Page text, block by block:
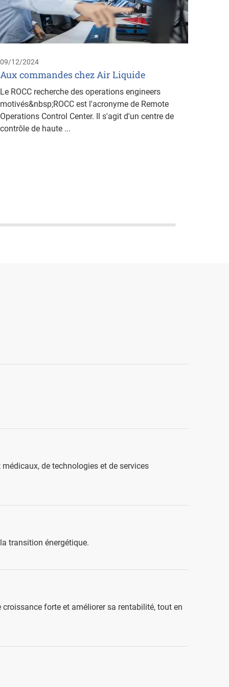
09/12/2024
Aux commandes chez Air Liquide
Le ROCC recherche des operations engineers
motivés&nbsp;ROCC est l'acronyme de Remote
Operations Control Center. Il s'agit d'un centre de
contrôle de haute ...
de technologies et de services
transition énergétique.
forte et améliorer sa rentabilité, tout en